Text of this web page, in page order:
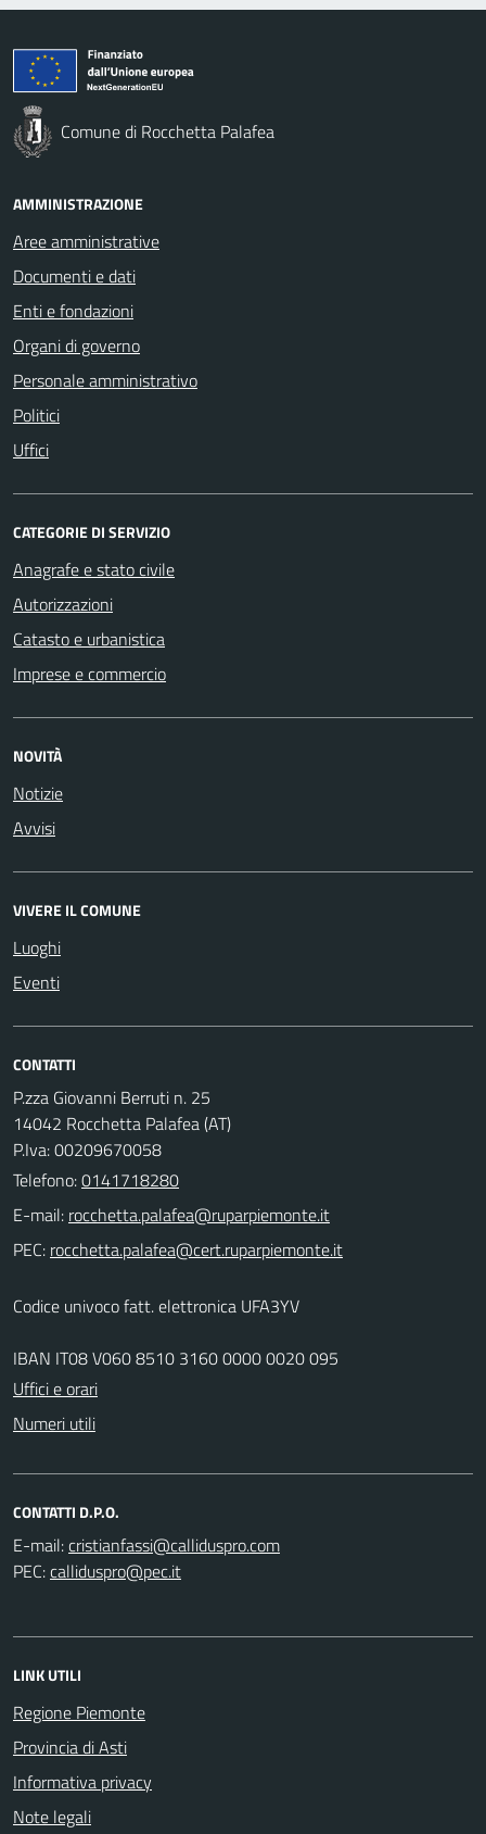
Comune di Rocchetta Palafea
AMMINISTRAZIONE
Aree amministrative
Documenti e dati
Enti e fondazioni
Organi di governo
Personale amministrativo
Politici
Uffici
CATEGORIE DI SERVIZIO
Anagrafe e stato civile
Autorizzazioni
Catasto e urbanistica
Imprese e commercio
NOVITÀ
Notizie
Avvisi
VIVERE IL COMUNE
Luoghi
Eventi
CONTATTI
P.zza Giovanni Berruti n. 25
14042 Rocchetta Palafea (AT)
P.Iva: 00209670058
Telefono:0141718280
E-mail:
PEC:
Codice univoco fatt. elettronica UFA3YV
IBAN IT08 V060 8510 3160 0000 0020 095
Uffici e orari
Numeri utili
CONTATTI D.P.O.
E-mail:
PEC:
LINK UTILI
Regione Piemonte
Provincia di Asti
Informativa privacy
Note legali